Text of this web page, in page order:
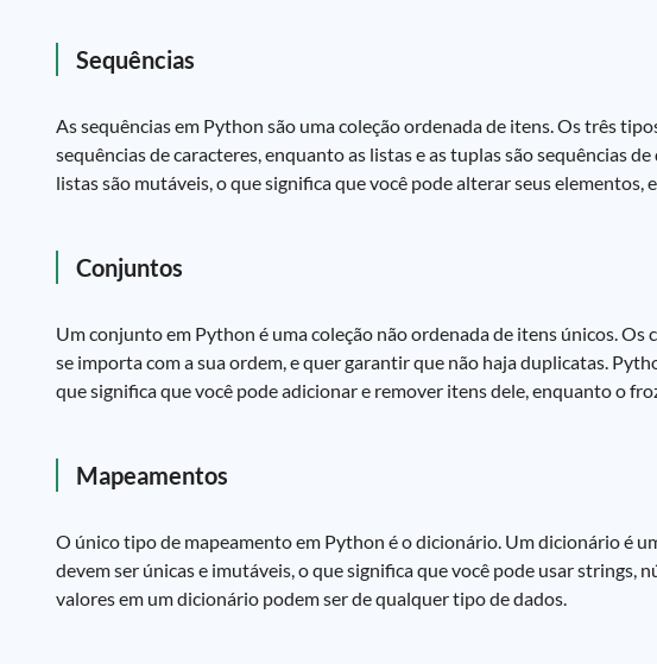
Sequências
As sequências em Python são uma coleção ordenada de itens. Os três
sequências de caracteres, enquanto as listas e as tuplas são sequências
listas são mutáveis, o que significa que você pode alterar seus elementos,
Conjuntos
Um conjunto em Python é uma coleção não ordenada de itens únicos.
se importa com a sua ordem, e quer garantir que não haja duplicatas.
que significa que você pode adicionar e remover itens dele, enquanto o
Mapeamentos
O único tipo de mapeamento em Python é o dicionário. Um dicionário é
devem ser únicas e imutáveis, o que significa que você pode usar
valores em um dicionário podem ser de qualquer tipo de dados.